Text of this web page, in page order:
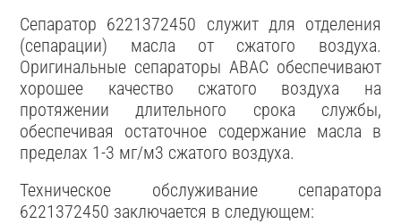
Сепаратор 6221372450 служит для отделения
(сепарации) масла от сжатого воздуха.
Оригинальные сепараторы ABAC обеспечивают
хорошее качество сжатого воздуха на
протяжении длительного срока службы,
обеспечивая остаточное содержание масла в
пределах 1-3 мг/м3 сжатого воздуха.
Техническое обслуживание сепаратора
6221372450 заключается в следующем: